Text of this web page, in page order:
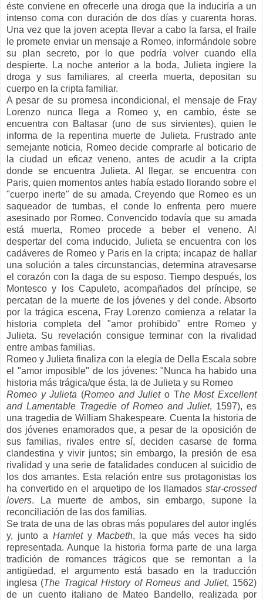
éste conviene en ofrecerle una droga que la induciría a un
intenso coma con duración de dos días y cuarenta horas.
Una vez que la joven acepta llevar a cabo la farsa, el fraile
le promete enviar un mensaje a Romeo, informándole sobre
su plan secreto, por lo que podría volver cuando ella
despierte. La noche anterior a la boda, Julieta ingiere la
droga y sus familiares, al creerla muerta, depositan su
cuerpo en la cripta familiar.
A pesar de su promesa incondicional, el mensaje de Fray
Lorenzo nunca llega a Romeo y, en cambio, éste se
encuentra con Baltasar (uno de sus sirvientes), quien le
informa de la repentina muerte de Julieta. Frustrado ante
semejante noticia, Romeo decide comprarle al boticario de
la ciudad un eficaz veneno, antes de acudir a la cripta
donde se encuentra Julieta. Al llegar, se encuentra con
Paris, quien momentos antes había estado llorando sobre el
"cuerpo inerte" de su amada. Creyendo que Romeo es un
saqueador de tumbas, el conde lo enfrenta pero muere
asesinado por Romeo. Convencido todavía que su amada
está muerta, Romeo procede a beber el veneno. Al
despertar del coma inducido, Julieta se encuentra con los
cadáveres de Romeo y Paris en la cripta; incapaz de hallar
una solución a tales circunstancias, determina atravesarse
el corazón con la daga de su esposo. Tiempo después, los
Montesco y los Capuleto, acompañados del príncipe, se
percatan de la muerte de los jóvenes y del conde. Absorto
por la trágica escena, Fray Lorenzo comienza a relatar la
historia completa del "amor prohibido" entre Romeo y
Julieta. Su revelación consigue terminar con la rivalidad
entre ambas familias.
Romeo y Julieta finaliza con la elegía de Della Escala sobre
el "amor imposible" de los jóvenes: "Nunca ha habido una
historia más trágica/que ésta, la de Julieta y su Romeo
Romeo y Julieta (Romeo and Julieto The Most Excellent
and Lamentable Tragedie of Romeo and Juliet, 1597), es
una tragedia de William Shakespeare. Cuenta la historia de
dos jóvenes enamorados que, a pesar de la oposición de
sus familias, rivales entre sí, deciden casarse de forma
clandestina y vivir juntos; sin embargo, la presión de esa
rivalidad y una serie de fatalidades conducen al suicidio de
los dos amantes. Esta relación entre sus protagonistas los
ha convertido en el arquetipo de los llamados star-crossed
lovers. La muerte de ambos, sin embargo, supone la
reconciliación de las dos familias.
Se trata de una de las obras más populares del autor inglés
y, junto a Hamlety Macbeth, la que más veces ha sido
representada. Aunque la historia forma parte de una larga
tradición de romances trágicos que se remontan a la
antigüedad, el argumento está basado en la traducción
inglesa (The Tragical History of Romeus and Juliet, 1562)
de un cuento italiano de Mateo Bandello, realizada por